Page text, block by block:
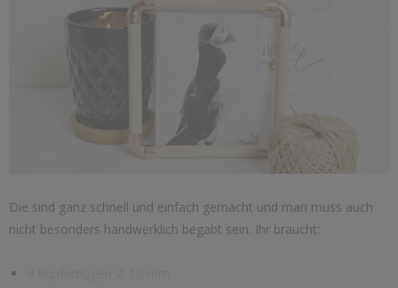
Die sind ganz schnell und einfach gemacht und man muss auch
nicht besonders handwerklich begabt sein. Ihr braucht: